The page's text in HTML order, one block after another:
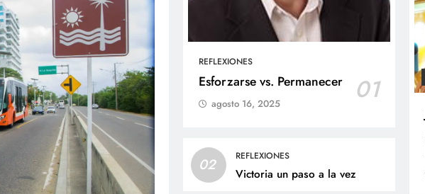
REFLEXIONES
Esforzarse vs. Permanecer 01
agosto 16, 2025
02 REFLEXIONES
Victoria un paso a la vez
SOCIALES
¡Feliz cumpleaños para doña
Marta Luz López!
agosto 6, 2026
SOCIALES
Jaime Andrés Bejarano Castillo
bautismo este domingo
agosto 6, 2026